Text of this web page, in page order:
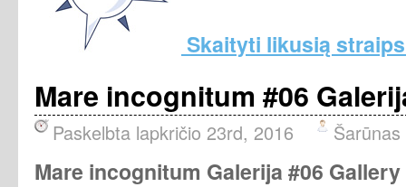
Skaityti likusią
Mare incognitum #06
Paskelbta lapkričio 23rd, 2016 Šarūnas
Mare incognitum Galerija #06 Gallery